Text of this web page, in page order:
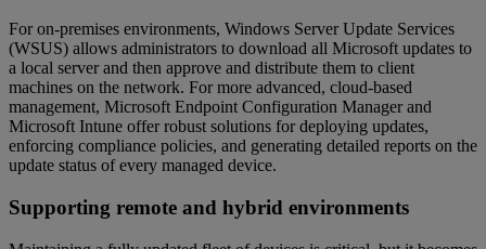
For on-premises environments, Windows Server Update Services
(WSUS) allows administrators to download all Microsoft updates to
a local server and then approve and distribute them to client
machines on the network. For more advanced, cloud-based
management, Microsoft Endpoint Configuration Manager and
Microsoft Intune offer robust solutions for deploying updates,
enforcing compliance policies, and generating detailed reports on the
update status of every managed device.
Supporting remote and hybrid environments